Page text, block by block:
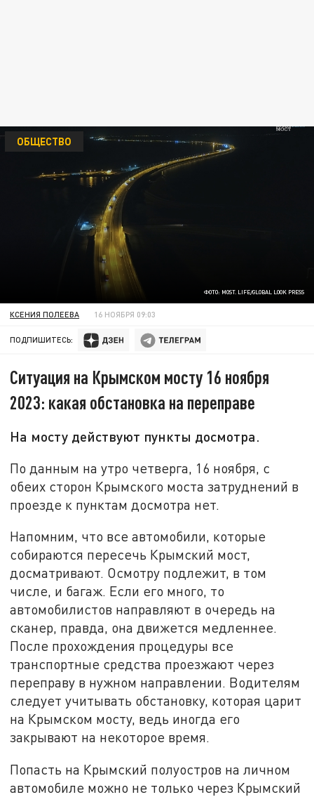
ФОТО: MOST. LIFE/GLOBAL LOOK PRESS
ОБЩЕСТВО
КСЕНИЯ ПОЛЕЕВА 16 НОЯБРЯ 09:03
ПОДПИШИТЕСЬ:
Ситуация на Крымском мосту 16 ноября
2023: какая обстановка на переправе
На мосту действуют пункты досмотра.
По данным на утро четверга, 16 ноября, с
обеих сторон Крымского моста затруднений в
проезде к пунктам досмотра нет.
Напомним, что все автомобили, которые
собираются пересечь Крымский мост,
досматривают. Осмотру подлежит, в том
числе, и багаж. Если его много, то
автомобилистов направляют в очередь на
сканер, правда, она движется медленнее.
После прохождения процедуры все
транспортные средства проезжают через
переправу в нужном направлении. Водителям
следует учитывать обстановку, которая царит
на Крымском мосту, ведь иногда его
закрывают на некоторое время.
Попасть на Крымский полуостров на личном
автомобиле можно не только через Крымский